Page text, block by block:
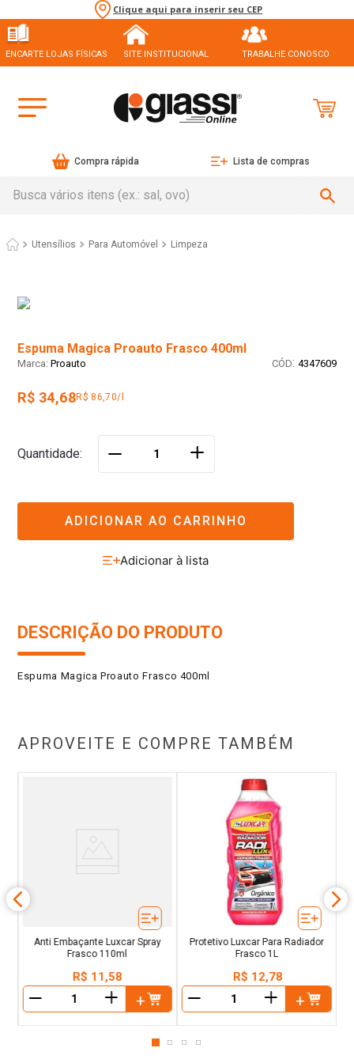
Clique aqui para inserir seu CEP
ENCARTE LOJAS FÍSICAS SITE INSTITUCIONAL TRABALHE CONOSCO
Compra rápida Lista de compras
Utensílios Para Automóvel Limpeza
Espuma Magica Proauto Frasco 400ml
Proauto : 4347609
R$ 34,68R$ 86,70/l
Quantidade ＋
ADICIONAR AO CARRINHO
DESCRIÇÃO DO PRODUTO
Espuma Magica Proauto Frasco 400ml
APROVEITE E COMPRE TAMBÉM
Anti Embaçante Luxcar Spray
Frasco 110ml
R$ 11,58
＋
Protetivo Luxcar Para Radiador
Frasco 1L
R$ 12,78
＋